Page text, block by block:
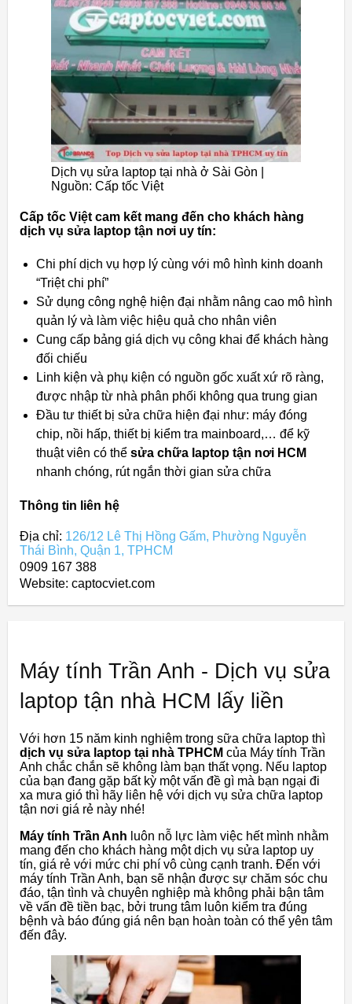
Dịch vụ sửa laptop tại nhà ở Sài Gòn |
Nguồn: Cấp tốc Việt
Cấp tốc Việt cam kết mang đến cho khách hàng
dịch vụ sửa laptop tận nơi uy tín:
Chi phí dịch vụ hợp lý cùng với mô hình kinh doanh
“Triệt chi phí”
Sử dụng công nghệ hiện đại nhằm nâng cao mô hình
quản lý và làm việc hiệu quả cho nhân viên
Cung cấp bảng giá dịch vụ công khai để khách hàng
đối chiếu
Linh kiện và phụ kiện có nguồn gốc xuất xứ rõ ràng,
được nhập từ nhà phân phối không qua trung gian
Đầu tư thiết bị sửa chữa hiện đại như: máy đóng
chip, nồi hấp, thiết bị kiểm tra mainboard,… để kỹ
thuật viên có thể sửa chữa laptop tận nơi HCM
nhanh chóng, rút ngắn thời gian sửa chữa
Thông tin liên hệ
Địa chỉ: 126/12 Lê Thị Hồng Gấm, Phường Nguyễn
Thái Bình, Quận 1, TPHCM
0909 167 388
Website: captocviet.com
Máy tính Trần Anh - Dịch vụ sửa
laptop tận nhà HCM lấy liền
Với hơn 15 năm kinh nghiệm trong sữa chữa laptop thì
dịch vụ sửa laptop tại nhà TPHCM của Máy tính Trần
Anh chắc chắn sẽ không làm bạn thất vọng. Nếu laptop
của bạn đang gặp bất kỳ một vấn đề gì mà bạn ngại đi
xa mưa gió thì hãy liên hệ với dịch vụ sửa chữa laptop
tận nơi giá rẻ này nhé!
Máy tính Trần Anh luôn nỗ lực làm việc hết mình nhằm
mang đến cho khách hàng một dịch vụ sửa laptop uy
tín, giá rẻ với mức chi phí vô cùng cạnh tranh. Đến với
máy tính Trần Anh, bạn sẽ nhận được sự chăm sóc chu
đáo, tận tình và chuyên nghiệp mà không phải bận tâm
về vấn đề tiền bạc, bởi trung tâm luôn kiểm tra đúng
bệnh và báo đúng giá nên bạn hoàn toàn có thể yên tâm
đến đây.